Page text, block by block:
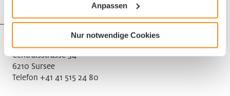
Anpassen
Nur notwendige Cookies
Centralsstrasse 34
6210 Sursee
Telefon +41 41 515 24 80